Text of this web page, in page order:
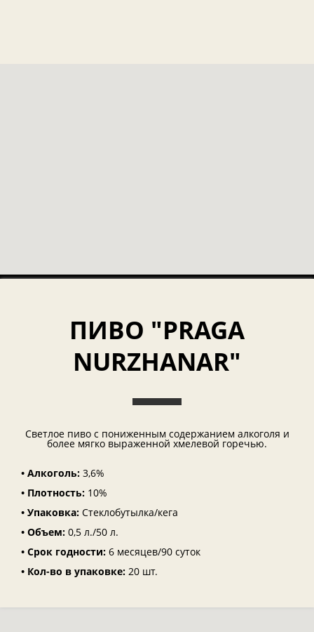
ПИВО "PRAGA
NURZHANAR"
Светлое пиво с пониженным содержанием алкоголя и
более мягко выраженной хмелевой горечью.
• Алкоголь: 3,6%
• Плотность: 10%
• Упаковка: Стеклобутылка/кега
• Объем: 0,5 л./50 л.
• Срок годности: 6 месяцев/90 суток
• Кол-во в упаковке: 20 шт.